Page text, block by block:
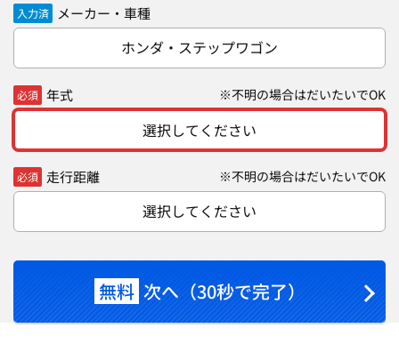
入力済 メーカー・車種
ホンダ・ステップワゴン
必須 年式 ※不明の場合はだいたいでOK
選択してください
必須 走行距離 ※不明の場合はだいたいでOK
選択してください
無料 次へ（30秒で完了）